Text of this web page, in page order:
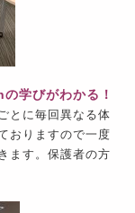
学びがわかる！
とに毎回異なる体
おりますので一度
ます。保護者の方